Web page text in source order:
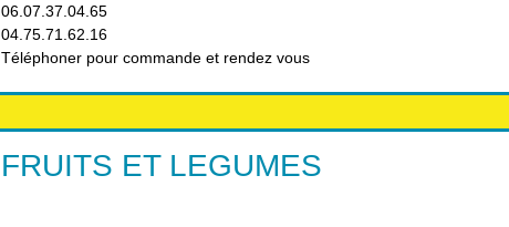
06.07.37.04.65
04.75.71.62.16
Téléphoner pour commande et rendez vous
FRUITS ET LEGUMES